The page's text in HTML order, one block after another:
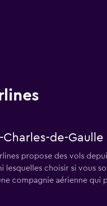
de-Gaulle
propose des vols
lesquelles choisir si vous
compagnie aérienne qui